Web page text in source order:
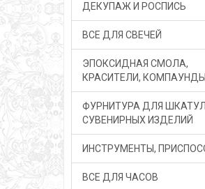
ДЕКУПАЖ И РОСПИСЬ
ВСЕ ДЛЯ СВЕЧЕЙ
ЭПОКСИДНАЯ СМОЛА,
КРАСИТЕЛИ, КОМПАУНДЫ
ФУРНИТУРА ДЛЯ
СУВЕНИРНЫХ ИЗДЕЛИЙ
ИНСТРУМЕНТЫ,
ВСЕ ДЛЯ ЧАСОВ